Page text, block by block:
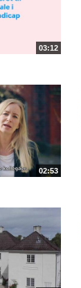
03:12
02:53